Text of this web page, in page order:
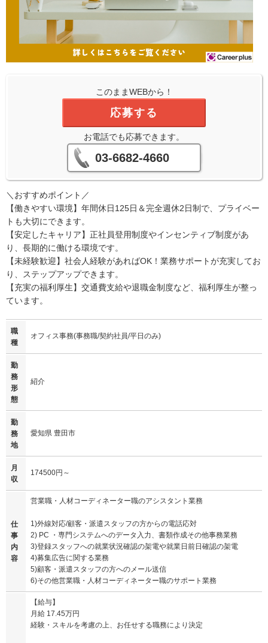
このままWEBから！
応募する
お電話でも応募できます。
03-6682-4660
＼おすすめポイント／
【働きやすい環境】年間休日125日＆完全週休2日制で、プライベー
トも大切にできます。
【安定したキャリア】正社員登用制度やインセンティブ制度があ
り、長期的に働ける環境です。
【未経験歓迎】社会人経験があればOK！業務サポートが充実してお
り、ステップアップできます。
【充実の福利厚生】交通費支給や退職金制度など、福利厚生が整っ
ています。
職
種
オフィス事務(事務職/契約社員/平日のみ)
勤
務
形
態
紹介
勤
務
地
愛知県 豊田市
月
収
174500円～
仕
事
内
容
営業職・人材コーディネーター職のアシスタント業務
1)外線対応/顧客・派遣スタッフの方からの電話応対
2) PC ・専門システムへのデータ入力、書類作成その他事務業務
3)登録スタッフへの就業状況確認の架電や就業日前日確認の架電
4)募集広告に関する業務
5)顧客・派遣スタッフの方へのメール送信
6)その他営業職・人材コーディネーター職のサポート業務
【給与】
月給 17.45万円
経験・スキルを考慮の上、お任せする職務により決定